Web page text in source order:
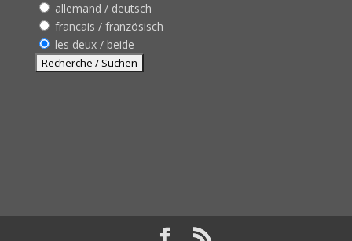
allemand / deutsch
francais / französisch
les deux / beide